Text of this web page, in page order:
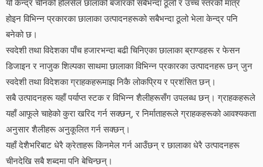
यो केन्द्र चीनको होलसेल छालाको बजारको सबैभन्दा ठूलो र उच्च स्तरको मात्र
होइन विभिन्न प्रकारका छालाका उत्पादनहरूको सबैभन्दा ठूलो भेला केन्द्र पनि
बनेको छ।
स्वदेशी तथा विदेशका पाँच हजारभन्दा बढी चिनिएका छालाका ब्राण्डहरू र फेसन
डिजाइन र नाजुक शिल्पका साथमा छालाका विभिन्न प्रकारका उत्पादनहरू छन् जुन
स्वदेशी तथा विदेशका ग्राहकहरूमाझ निकै लोकप्रिय र प्रशंसित छन्।
सबै उत्पादनहरू यहाँ पर्याप्त स्टक र विभिन्न शैलीहरूसँग उपलब्ध छन्। ग्राहकहरूले
यहाँ आफूले चाहेको कुरा खरिद गर्न सक्छन्, र निर्माताहरूले ग्राहकहरूको आवश्यकता
अनुसार शैलीहरू अनुकूलित गर्न सक्छन्।
यहाँ देशैभरिबाट धेरै क्रेताहरू किनमेल गर्न आउँछन् र छालाका धेरै उत्पादनहरू
चीनदेखि सबै शब्दमा पनि बेचिन्छन्।